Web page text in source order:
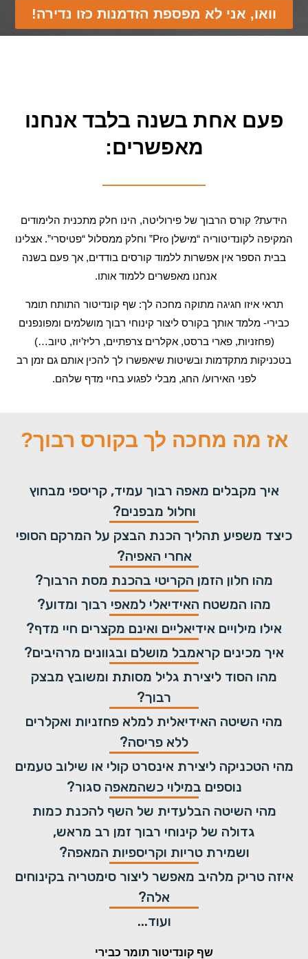
וואו, אני לא מפספת הזדמנות כזו נדירה!
פעם אחת בשנה בלבד אנחנו
מאפשרים:
הידעת? קורס הרבוך של פירוליטה, הינו חלק מתכנית הלימודים
המקיפה לקונדיטוריה “מישלן Pro” וחלק ממסלול “פטיסרי”. אצלינו
בבית הספר אין אפשרות ללמוד קורסים בודדים, אך פעם בשנה
אנחנו מאפשרים ללמוד אותו.
תראי איזו חגיגה מתוקה מחכה לך: שף קונדיטור התותח תומר
כבירי- מלמד אותך בקורס ליצור קינוחי רבוך מושלמים ומפונפנים
(פחזניות, פארי ברסט, אקלרים צרפתיים, רליז’יוז, טיוב…)
בטכניקות מתקדמות ובשיטות שיאפשרו לך להכין אותם גם זמן רב
לפני האירוע/ החג, מבלי לפגוע בחיי מדף שלהם.
אז מה מחכה לך בקורס רבוך?
איך מקבלים מאפה רבוך עמיד, קריספי מבחוץ
וחלול מבפנים?
כיצד משפיע תהליך הכנת הבצק על המרקם הסופי
אחרי האפיה?
מהו חלון הזמן הקריטי בהכנת מסת הרבוך?
מהו המשטח האידיאלי למאפי רבוך ומדוע?
אילו מילויים אידיאליים ואינם מקצרים חיי מדף?
איך מכינים קראמבל מושלם ובגוונים מרהיבים?
מהו הסוד ליצירת גליל מסותת ומשובץ מבצק
רבוך?
מהי השיטה האידיאלית למלא פחזניות ואקלרים
ללא פריסה?
מהי הטכניקה ליצירת אינסרט קולי או שילוב טעמים
נוספים במילוי כשהמאפה סגור?
מהי השיטה הבלעדית של השף להכנת כמות
גדולה של קינוחי רבוך זמן רב מראש,
ושמירת טריות וקריספיות המאפה?
איזה טריק מלהיב מאפשר ליצור סימטריה בקינוחים
אלה?
ועוד...
שף קונדיטור תומר כבירי